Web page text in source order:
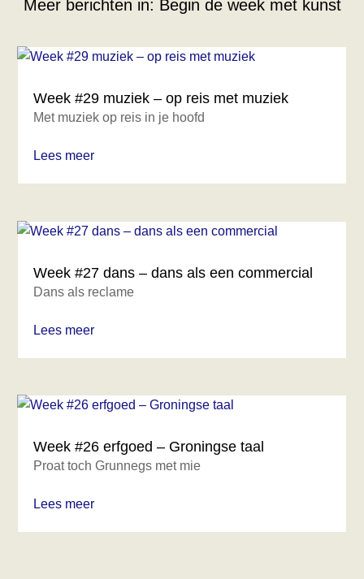
Meer berichten in: Begin de week met kunst
Week #29 muziek – op reis met muziek
Met muziek op reis in je hoofd
Lees meer
Week #27 dans – dans als een commercial
Dans als reclame
Lees meer
Week #26 erfgoed – Groningse taal
Proat toch Grunnegs met mie
Lees meer